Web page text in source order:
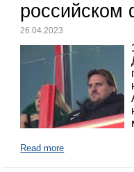
российском
26.04.2023
Read more